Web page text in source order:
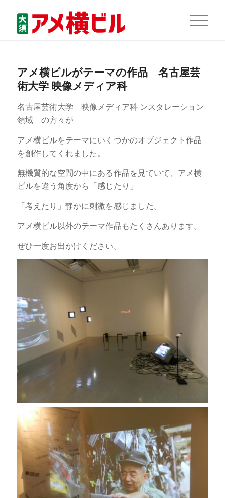
アメ横ビルがテーマの作品 名古屋芸
術大学 映像メディア科
名古屋芸術大学 映像メディア科 ンスタレーション
領域 の方々が
アメ横ビルをテーマにいくつかのオブジェクト作品
を創作してくれました。
無機質的な空間の中にある作品を見ていて、アメ横
ビルを違う角度から「感じたり」
「考えたり」静かに刺激を感じました。
アメ横ビル以外のテーマ作品もたくさんあります。
ぜひ一度お出かけください。